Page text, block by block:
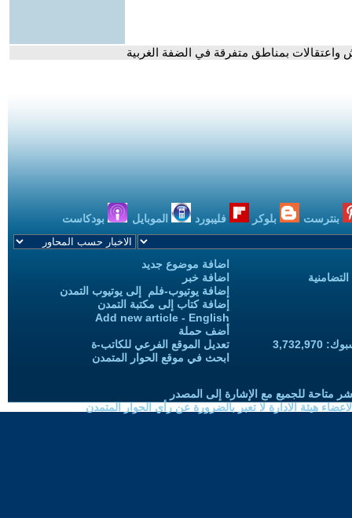
بمناطق متفرقة في الضفة الغربية
بنترست بلوكر فليبورد الموبايل بودكاست
اضافة موضوع جديد
اضافة خبر
إضافة يوتيوب-فلم إلى يوتيوب التمدن
إضافة كتاب إلى مكتبة التمدن
Add new article - English
أضف حملة
تعديل الموقع الفرعي للكاتب-ة
ابحث في موقع الحوار المتمدن
متاحة للجميع مع الإشارة إلى المصدر
هيئة الادارة لا تعبر بالضرورة عن رأي الحوار المتمدن